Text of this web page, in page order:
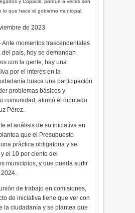
y Copacis, porque a veces son
lo que hace el gobierno municipal.
de 2023
Ante momentos trascendentales
país, hoy se demandan
con la gente, hay una
por el interés en la
busca una participación
problemas básicos y
comunidad, afirmó el diputado
Pérez.
el análisis de su iniciativa en
que el Presupuesto
práctica obligatoria y se
el 10 por ciento del
municipios, y que pueda surtir
2024.
de trabajo en comisiones,
de iniciativa tiene que ver con
la ciudadanía y se plantea que